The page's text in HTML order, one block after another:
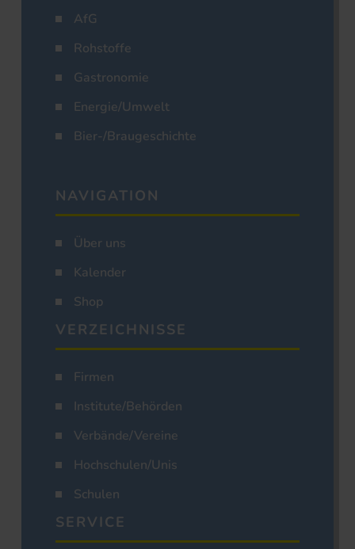
AfG
Rohstoffe
Gastronomie
Energie/Umwelt
Bier-/Braugeschichte
NAVIGATION
Über uns
Kalender
Shop
VERZEICHNISSE
Firmen
Institute/Behörden
Verbände/Vereine
Hochschulen/Unis
Schulen
SERVICE